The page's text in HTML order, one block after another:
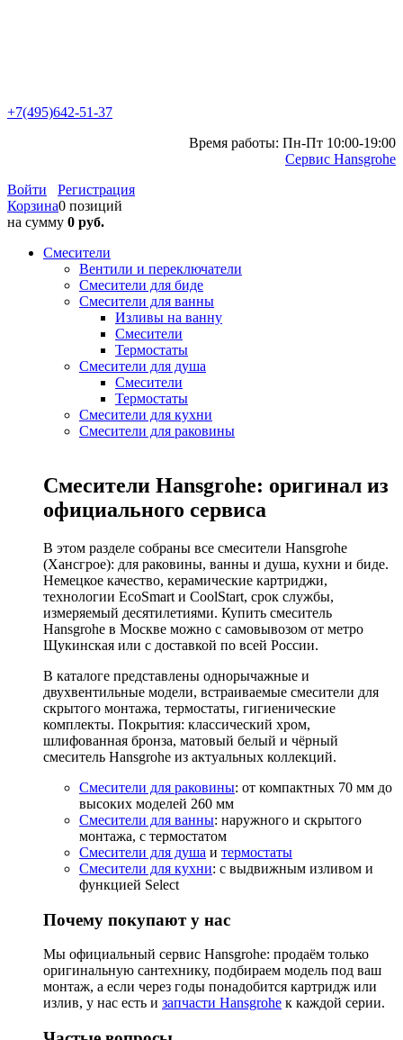
+7(495)642-51-37
Время работы: Пн-Пт 10:00-19:00
Сервис Hansgrohe
Войти
Регистрация
Корзина0 позиций
на сумму 0 руб.
Смесители
Вентили и переключатели
Смесители для биде
Смесители для ванны
Изливы на ванну
Смесители
Термостаты
Смесители для душа
Смесители
Термостаты
Смесители для кухни
Смесители для раковины
Смесители Hansgrohe: оригинал из
официального сервиса
В этом разделе собраны все смесители Hansgrohe
(Хансгрое): для раковины, ванны и душа, кухни и биде.
Немецкое качество, керамические картриджи,
технологии EcoSmart и CoolStart, срок службы,
измеряемый десятилетиями. Купить смеситель
Hansgrohe в Москве можно с самовывозом от метро
Щукинская или с доставкой по всей России.
В каталоге представлены однорычажные и
двухвентильные модели, встраиваемые смесители для
скрытого монтажа, термостаты, гигиенические
комплекты. Покрытия: классический хром,
шлифованная бронза, матовый белый и чёрный
смеситель Hansgrohe из актуальных коллекций.
Смесители для раковины: от компактных 70 мм до
высоких моделей 260 мм
Смесители для ванны: наружного и скрытого
монтажа, с термостатом
Смесители для душа и термостаты
Смесители для кухни: с выдвижным изливом и
функцией Select
Почему покупают у нас
Мы официальный сервис Hansgrohe: продаём только
оригинальную сантехнику, подбираем модель под ваш
монтаж, а если через годы понадобится картридж или
излив, у нас есть и запчасти Hansgrohe к каждой серии.